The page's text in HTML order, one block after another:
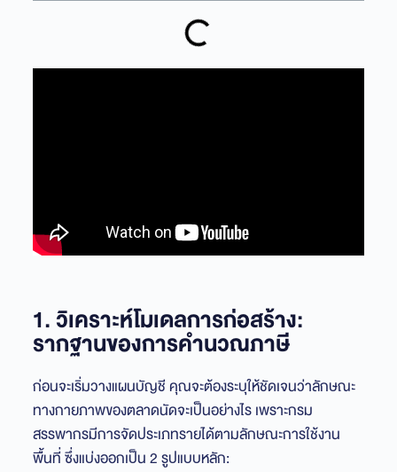
1. วิเคราะห์โมเดลการก่อสร้าง:
รากฐานของการคำนวณภาษี
ก่อนจะเริ่มวางแผนบัญชี คุณจะต้องระบุให้ชัดเจนว่าลักษณะ
ทางกายภาพของตลาดนัดจะเป็นอย่างไร เพราะกรม
สรรพากรมีการจัดประเภทรายได้ตามลักษณะการใช้งาน
พื้นที่ ซึ่งแบ่งออกเป็น 2 รูปแบบหลัก: